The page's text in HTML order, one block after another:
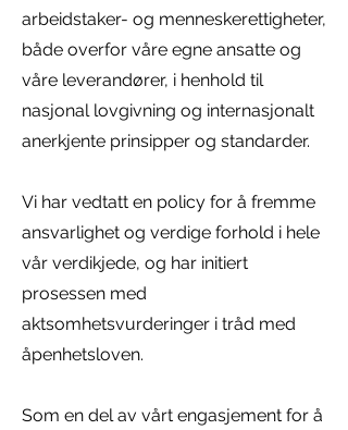
arbeidstaker- og menneskerettigheter,
både overfor våre egne ansatte og
våre leverandører, i henhold til
nasjonal lovgivning og internasjonalt
anerkjente prinsipper og standarder.
Vi har vedtatt en policy for å fremme
ansvarlighet og verdige forhold i hele
vår verdikjede, og har initiert
prosessen med
aktsomhetsvurderinger i tråd med
åpenhetsloven.
Som en del av vårt engasjement for å